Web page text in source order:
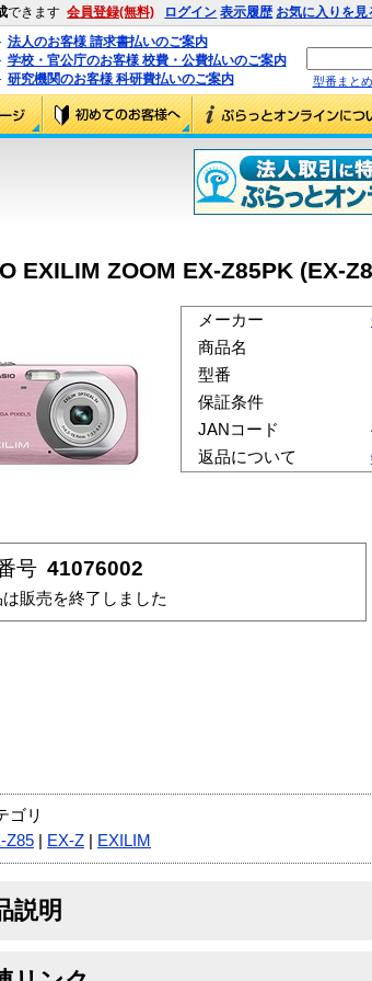
できます 会員登録(無料) ログイン 表示履歴 お気に入りを見
法人のお客様 請求書払いのご案内
学校・官公庁のお客様 校費・公費払いのご案内
研究機関のお客様 科研費払いのご案内
型番まと
EXILIM ZOOM EX-Z85PK (EX-
メーカー
商品名
型番
保証条件
JANコード
返品について
号 41076002
販売を終了しました
ゴリ
Z85 EX-Z EXILIM
説明